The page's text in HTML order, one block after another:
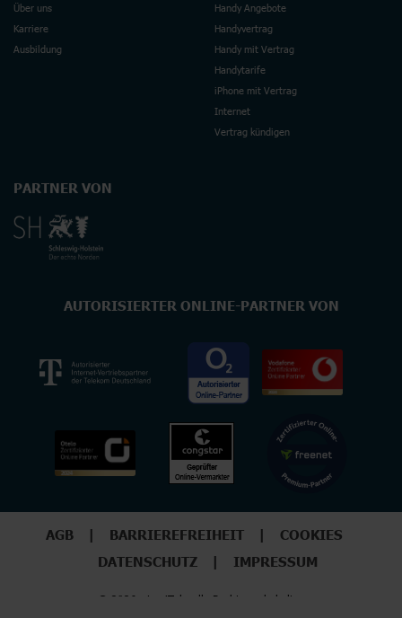
Über uns
Karriere
Ausbildung
Handy Angebote
Handyvertrag
Handy mit Vertrag
Handytarife
iPhone mit Vertrag
Internet
Vertrag kündigen
PARTNER VON
AUTORISIERTER ONLINE-PARTNER VON
AGB BARRIEREFREIHEIT
COOKIES
DATENSCHUTZ
IMPRESSUM
© 2026 - LogiTel - alle Rechte vorbehalten